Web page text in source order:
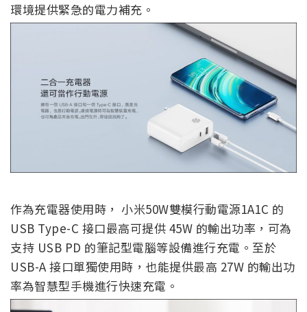
環境提供緊急的電力補充。
作為充電器使用時， 小米50W雙模行動電源1A1C 的
USB Type-C 接口最高可提供 45W 的輸出功率，可為
支持 USB PD 的筆記型電腦等設備進行充電。至於
USB-A 接口單獨使用時，也能提供最高 27W 的輸出功
率為智慧型手機進行快速充電。